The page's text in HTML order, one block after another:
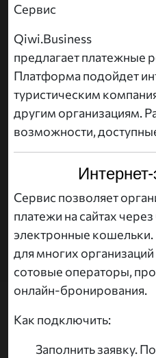
Сервис
Qiwi.Business
предлагает платежные
Платформа подойдет
туристическим
другим организациям.
возможности,
Сервис позволяет
платежи на сайтах
электронные
для многих
сотовые операторы,
онлайн-бронирования.
Как подключить:
Заполнить заявку.